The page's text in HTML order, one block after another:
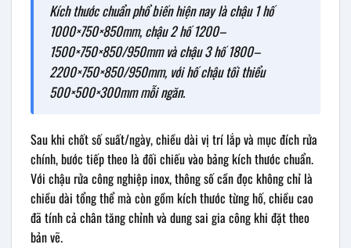
Kích thước chuẩn phổ biến hiện nay là chậu 1 hố
1000×750×850mm, chậu 2 hố 1200–
1500×750×850/950mm và chậu 3 hố 1800–
2200×750×850/950mm, với hố chậu tối thiểu
500×500×300mm mỗi ngăn.
Sau khi chốt số suất/ngày, chiều dài vị trí lắp và mục đích rửa
chính, bước tiếp theo là đối chiếu vào bảng kích thước chuẩn.
Với chậu rửa công nghiệp inox, thông số cần đọc không chỉ là
chiều dài tổng thể mà còn gồm kích thước từng hố, chiều cao
đã tính cả chân tăng chỉnh và dung sai gia công khi đặt theo
bản vẽ.